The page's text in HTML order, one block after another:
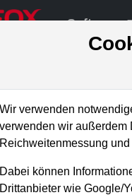
Software
Adobe:
Wir verwenden
verwenden wir außerdem
Reichweitenmessung
Dabei können
Drittanbieter wie Google/